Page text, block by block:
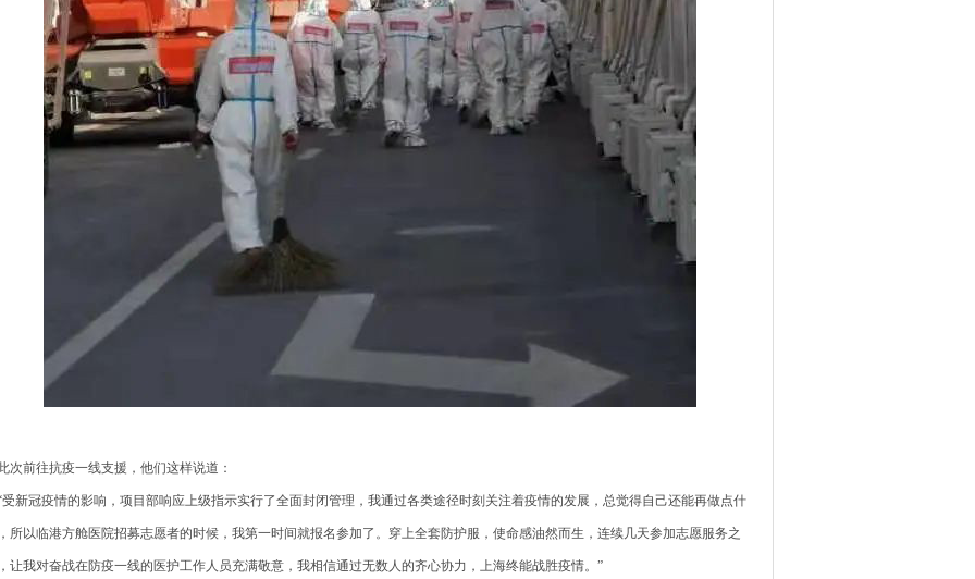
前往抗疫一线支援，他们这样说道：
新冠疫情的影响，项目部响应上级指示实行了全面封闭管理，我通过各类途径时刻关注着疫情的发展，总觉得自己还能再做点什
所以临港方舱医院招募志愿者的时候，我第一时间就报名参加了。穿上全套防护服，使命感油然而生，连续几天参加志愿服务之
让我对奋战在防疫一线的医护工作人员充满敬意，我相信通过无数人的齐心协力，上海终能战胜疫情。”